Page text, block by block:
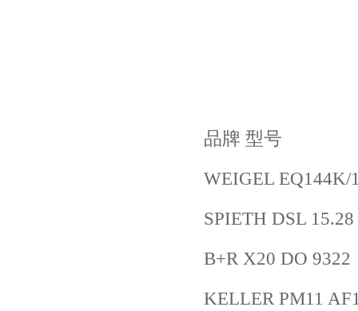
品牌 型号
WEIGEL EQ144K/
SPIETH DSL 15.28
B+R X20 DO 9322
KELLER PM11